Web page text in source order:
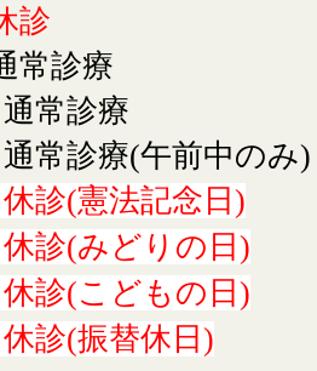
診
常診療
常診療
診療(午前中のみ)
(憲法記念日)
(みどりの日)
(こどもの日)
(振替休日)